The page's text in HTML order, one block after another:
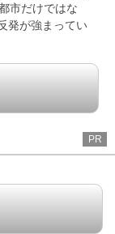
市だけではな
発が強まってい
PR